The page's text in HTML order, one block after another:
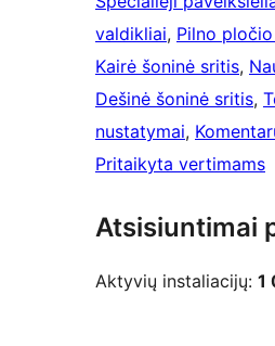
valdikliai, Pilno
Kairė šoninė sritis,
Dešinė šoninė sritis,
nustatymai,
Pritaikyta vertimams
Atsisiuntimai
Aktyvių instaliacijų: 1